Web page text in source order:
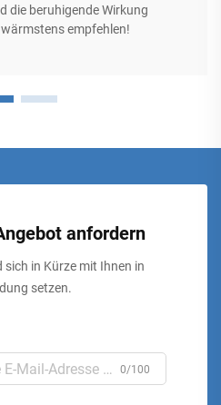
die beruhigende Wirkung
empfehlen!
anfordern
sich in Kürze mit Ihnen in
setzen.
0/100